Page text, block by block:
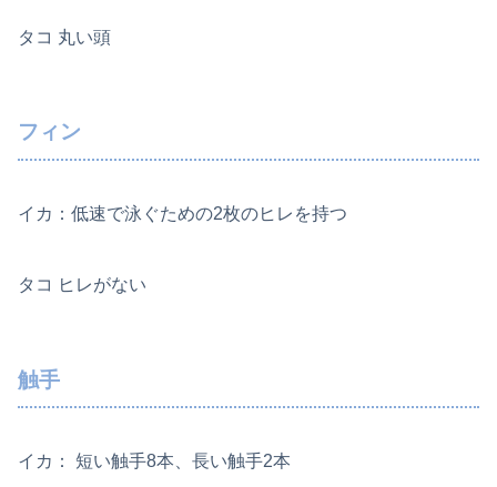
タコ 丸い頭
フィン
イカ：低速で泳ぐための2枚のヒレを持つ
タコ ヒレがない
触手
イカ： 短い触手8本、長い触手2本